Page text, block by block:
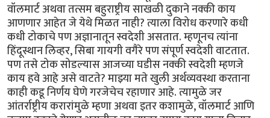
वॉलमार्ट अथवा तत्सम बहुराष्ट्रीय साखळी दुकाने नक्की काय
आणणार आहेत जे येथे मिळत नाही? त्याला विरोध करणारे कधी
कधी टोकाचे पण अज्ञानातून स्वदेशी असतात. म्हणूनच त्यांना
हिंदूस्थान लिव्हर, सिबा गायगी वगैरे पण संपूर्ण स्वदेशी वाटतात.
पण तसे टोक सोडल्यास आजच्या घडीस नक्की स्वदेशी म्हणजे
काय हवे आहे असे वाटते? माझ्या मते खुली अर्थव्यवस्था करताना
काही कडू निर्णय घेणे गरजेचेच रहाणार आहे. त्यामुळे जर
आंतर्राष्ट्रीय करारांमुळे म्हणा अथवा इतर कशामुळे, वॉलमार्ट आणि